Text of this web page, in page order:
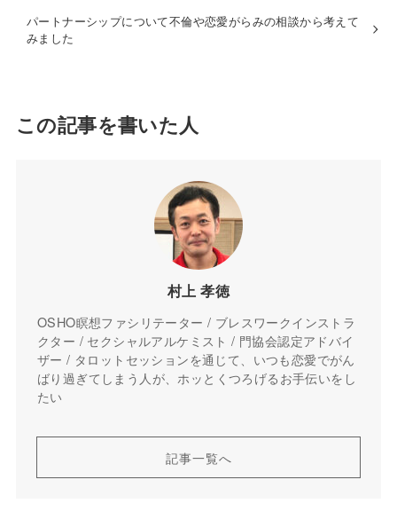
パートナーシップについて不倫や恋愛がらみの相談から考えて
みました
この記事を書いた人
村上 孝徳
OSHO瞑想ファシリテーター / ブレスワークインストラ
クター / セクシャルアルケミスト / 門協会認定アドバイ
ザー / タロットセッションを通じて、いつも恋愛でがん
ばり過ぎてしまう人が、ホッとくつろげるお手伝いをし
たい
記事一覧へ